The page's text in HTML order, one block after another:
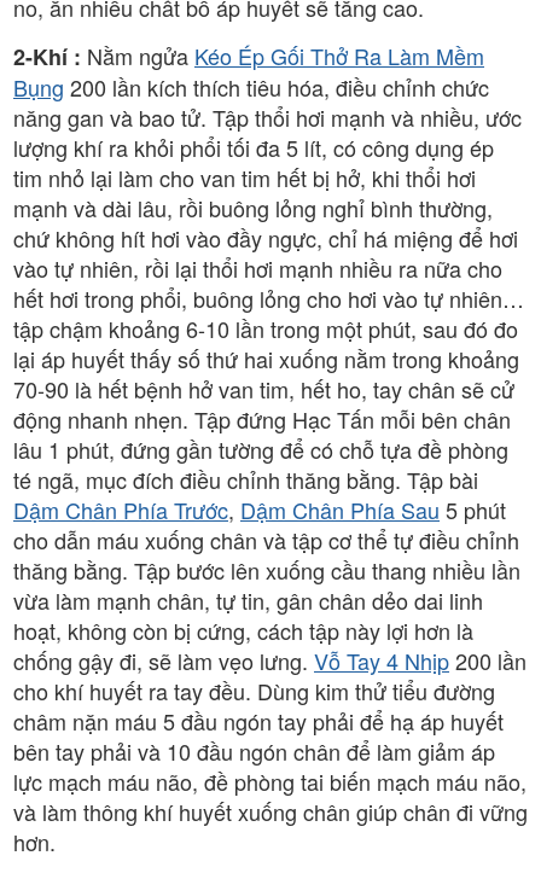
no, ăn nhiều chất bổ áp huyết sẽ tăng cao.
2-Khí : Nằm ngửa Kéo Ép Gối Thở Ra Làm Mềm
Bụng 200 lần kích thích tiêu hóa, điều chỉnh chức
năng gan và bao tử. Tập thổi hơi mạnh và nhiều, ước
lượng khí ra khỏi phổi tối đa 5 lít, có công dụng ép
tim nhỏ lại làm cho van tim hết bị hở, khi thổi hơi
mạnh và dài lâu, rồi buông lỏng nghỉ bình thường,
chứ không hít hơi vào đầy ngực, chỉ há miệng để hơi
vào tự nhiên, rồi lại thổi hơi mạnh nhiều ra nữa cho
hết hơi trong phổi, buông lỏng cho hơi vào tự nhiên…
tập chậm khoảng 6-10 lần trong một phút, sau đó đo
lại áp huyết thấy số thứ hai xuống nằm trong khoảng
70-90 là hết bệnh hở van tim, hết ho, tay chân sẽ cử
động nhanh nhẹn. Tập đứng Hạc Tấn mỗi bên chân
lâu 1 phút, đứng gần tường để có chỗ tựa đề phòng
té ngã, mục đích điều chỉnh thăng bằng. Tập bài
Dậm Chân Phía Trước, Dậm Chân Phía Sau 5 phút
cho dẫn máu xuống chân và tập cơ thể tự điều chỉnh
thăng bằng. Tập bước lên xuống cầu thang nhiều lần
vừa làm mạnh chân, tự tin, gân chân dẻo dai linh
hoạt, không còn bị cứng, cách tập này lợi hơn là
chống gậy đi, sẽ làm vẹo lưng. Vỗ Tay 4 Nhịp200 lần
cho khí huyết ra tay đều. Dùng kim thử tiểu đường
châm nặn máu 5 đầu ngón tay phải để hạ áp huyết
bên tay phải và 10 đầu ngón chân để làm giảm áp
lực mạch máu não, đề phòng tai biến mạch máu não,
và làm thông khí huyết xuống chân giúp chân đi vững
hơn.